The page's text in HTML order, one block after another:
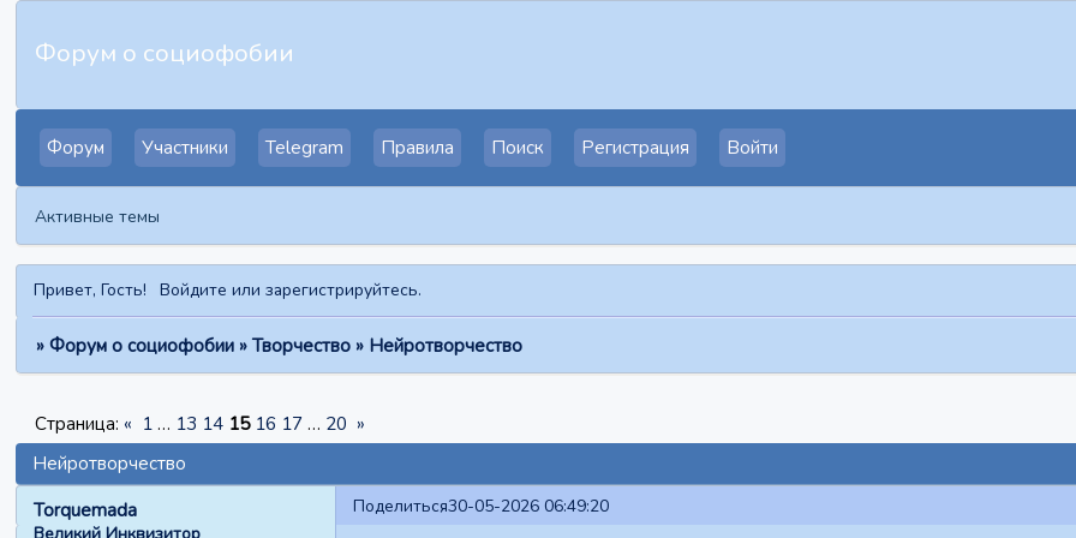
Форум о социофобии
Форум Участники Telegram Правила Поиск Регистрация Войти
Активные темы
Привет, Гость! Войдите илизарегистрируйтесь.
» Форум о социофобии » Творчество » Нейротворчество
Нейротворчество
Страница: « 1 … 13 14 15 16 17 … 20 »
Поделиться30-05-2026 06:49:20
Torquemada